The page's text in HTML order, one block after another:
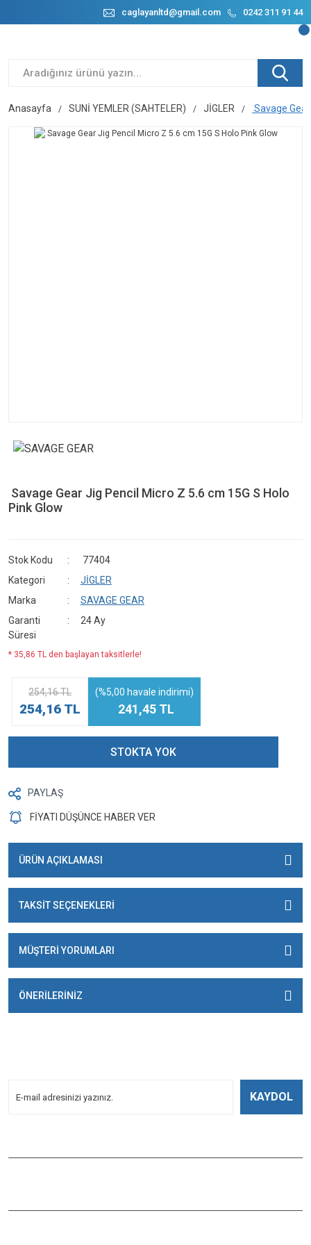
caglayanltd@gmail.com 0242 311 91 44
Anasayfa SUNİ YEMLER (SAHTELER) JİGLER Savage
Savage Gear Jig Pencil Micro Z 5.6 cm 15G S Holo
Pink Glow
Stok Kodu
77404
Kategori
JİGLER
Marka
SAVAGE GEAR
Garanti
Süresi
24 Ay
* 35,86 TL den başlayan taksitlerle!
254,16 TL
254,16 TL
(%5,00 havale indirimi)
241,45 TL
STOKTA YOK
PAYLAŞ
FİYATI DÜŞÜNCE HABER VER
ÜRÜN AÇIKLAMASI
TAKSİT SEÇENEKLERİ
MÜŞTERİ YORUMLARI
ÖNERİLERİNİZ
KAYDOL